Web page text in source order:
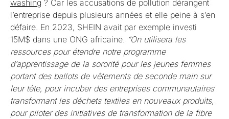
washing ? Car les accusations de pollution dérangent
l’entreprise depuis plusieurs années et elle peine à s’en
défaire. En 2023, SHEIN avait par exemple investi
15M$ dans une ONG africaine. “On utilisera les
ressources pour étendre notre programme
d’apprentissage de la sororité pour les jeunes femmes
portant des ballots de vêtements de seconde main sur
leur tête, pour incuber des entreprises communautaires
transformant les déchets textiles en nouveaux produits,
pour piloter des initiatives de transformation de la fibre